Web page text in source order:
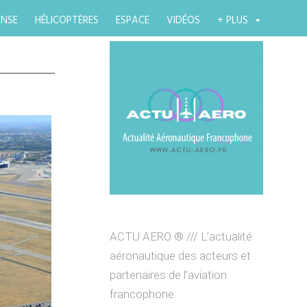
HÉLICOPTÈRES ESPACE VIDÉOS + PLUS
ACTU AERO ® /// L’actualité
aéronautique des acteurs et
partenaires de l’aviation
francophone.